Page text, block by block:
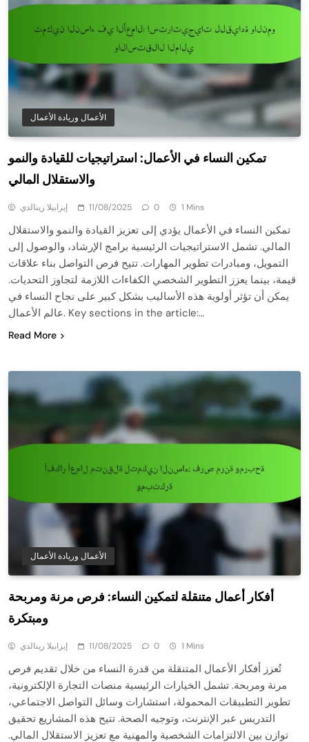
الأعمال وريادة الأعمال
تمكين النساء في الأعمال: استراتيجيات للقيادة والنمو
والاستقلال المالي
إيزابيلا رينالدي 11/08/2025 0 1 Mins
تمكين النساء في الأعمال يؤدي إلى تعزيز القيادة والنمو والاستقلال
المالي. تشمل الاستراتيجيات الرئيسية برامج الإرشاد، والوصول إلى
التمويل، ومبادرات تطوير المهارات. تتيح فرص التواصل بناء علاقات
قيمة، بينما يعزز التطوير الشخصي الكفاءات اللازمة لتجاوز التحديات.
يمكن أن تؤثر أولوية هذه الأساليب بشكل كبير على نجاح النساء في
عالم الأعمال. Key sections in the article:…
Read More
الأعمال وريادة الأعمال
أفكار أعمال متنقلة لتمكين النساء: فرص مرنة ومربحة
ومبتكرة
إيزابيلا رينالدي 11/08/2025 0 1 Mins
تُعزز أفكار الأعمال المتنقلة من قدرة النساء من خلال تقديم فرص
مرنة ومربحة. تشمل الخيارات الرئيسية منصات التجارة الإلكترونية،
تطوير التطبيقات المحمولة، استشارات وسائل التواصل الاجتماعي،
التدريس عبر الإنترنت، وتوجيه الصحة. تتيح هذه المشاريع تحقيق
توازن بين الالتزامات الشخصية والمهنية مع تعزيز الاستقلال المالي.